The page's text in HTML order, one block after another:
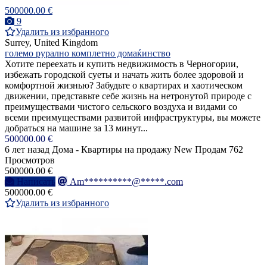
500000.00 €
9
Удалить из избранного
Surrey, United Kingdom
големо рурално комплетно домаќинство
Хотите переехать и купить недвижимость в Черногории,
избежать городской суеты и начать жить более здоровой и
комфортной жизнью? Забудьте о квартирах и хаотическом
движении, представьте себе жизнь на нетронутой природе с
преимуществами чистого сельского воздуха и видами со
всеми преимуществами развитой инфраструктуры, вы можете
добраться на машине за 13 минут...
500000.00 €
6 лет назад Дома - Квартиры на продажу New Продам 762
Просмотров
500000.00 €
Написать
Am**********@*****.com
500000.00 €
Удалить из избранного